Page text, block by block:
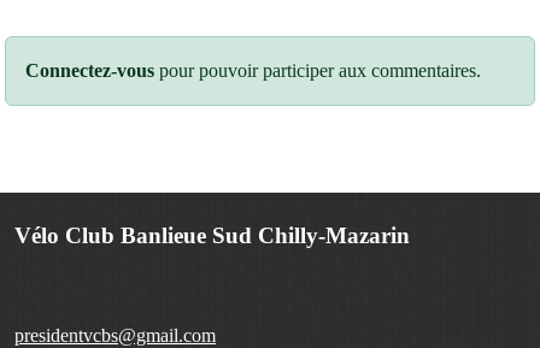
Connectez-vous pour pouvoir participer aux commentaires.
Vélo Club Banlieue Sud Chilly-Mazarin
presidentvcbs@gmail.com